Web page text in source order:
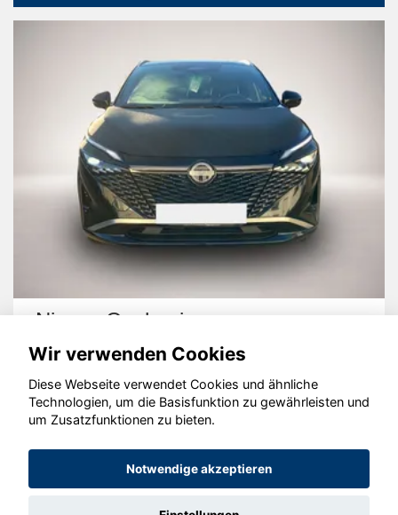
Nissan Qashqai
© konjunkturmotor.de GmbH 2020 - 2026
Wir verwenden Cookies
Diese Webseite verwendet Cookies und ähnliche
Technologien, um die Basisfunktion zu gewährleisten und
um Zusatzfunktionen zu bieten.
Notwendige akzeptieren